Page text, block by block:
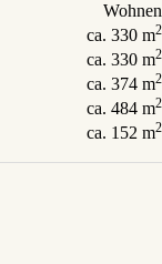
Wohnen
ca. 330 m2
ca. 330 m2
ca. 374 m2
ca. 484 m2
ca. 152 m2